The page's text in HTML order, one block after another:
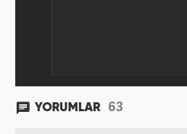
YORUMLAR 63